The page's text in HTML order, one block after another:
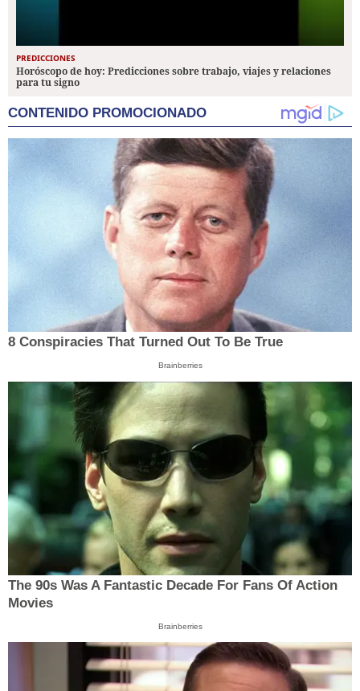
PREDICCIONES
Horóscopo de hoy: Predicciones sobre trabajo, viajes y relaciones
para tu signo
CONTENIDO PROMOCIONADO
8 Conspiracies That Turned Out To Be True
Brainberries
The 90s Was A Fantastic Decade For Fans Of Action
Movies
Brainberries